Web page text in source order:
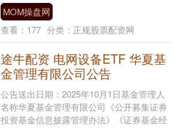
MOM操盘网
查看： 177 分类： 正规股票配资网
途牛配资 电网设备ETF 华夏基
金管理有限公司公告
公告送出日期：2025年10月1日基金管理人
名称华夏基金管理有限公司《公开募集证券
投资基金信息披露管理办法》《证券基金经